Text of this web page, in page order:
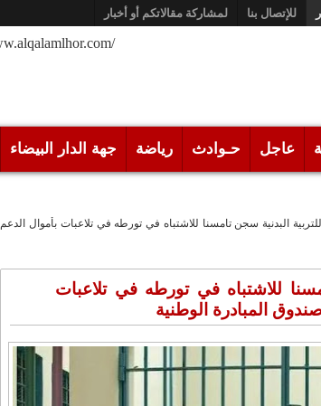
للإتصال بنا لمشاركة مقالاتكم أو أخبار
/www.alqalamlhor.com
عاجل حـوادث رياضة جهة الدار البيضاء
للتربية البدنية سجن تامسنا للاشتباه في تورطه في تلاعبات بأموال الدعم
للاشتباه في تورطه في تلاعبات
المبادرة الوطنية